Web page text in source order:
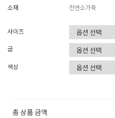
소재
천연소가죽
사이즈
굽
색상
총 상품 금액